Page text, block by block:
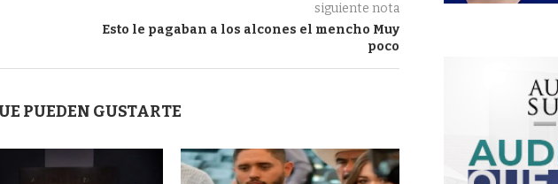
siguiente nota
Esto le pagaban a los alcones el mencho Muy
poco
PUEDEN GUSTARTE